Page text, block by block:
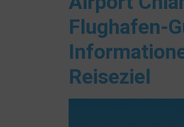
Flughafen-
Reiseziel